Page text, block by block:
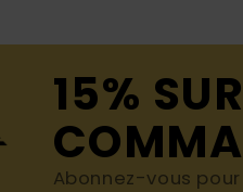
15%
Abonnez-vous